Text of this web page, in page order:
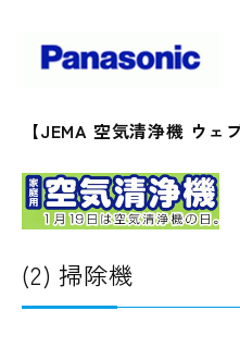
【JEMA 空気清浄機 ウェ
(2) 掃除機